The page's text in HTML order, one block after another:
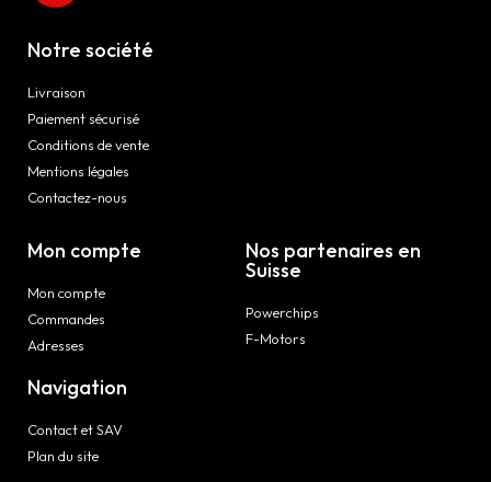
Notre société
Livraison
Paiement sécurisé
Conditions de vente
Mentions légales
Contactez-nous
Mon compte
Mon compte
Commandes
Adresses
Navigation
Contact et SAV
Plan du site
Nos partenaires en
Suisse
Powerchips
F-Motors